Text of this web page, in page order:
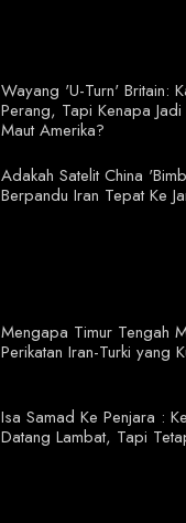
Wayang 'U-Turn' Britain:
Perang, Tapi Kenapa Jadi
Maut Amerika?
Adakah Satelit China
Berpandu Iran Tepat Ke
Mengapa Timur Tengah
Perikatan Iran-Turki yang
Isa Samad Ke Penjara :
Datang Lambat, Tapi